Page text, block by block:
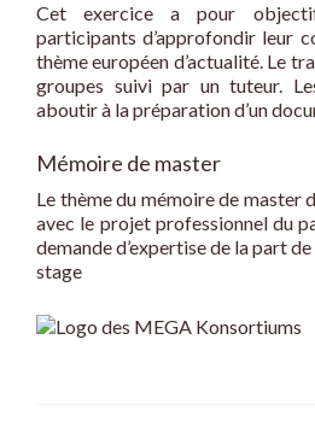
Cet exercice a pour
participants d’approfondir leur
thème européen d’actualité. Le
groupes suivi par un tuteur.
aboutir à la préparation d’un
Mémoire de master
Le thème du mémoire de master
avec le projet professionnel du
demande d’expertise de la part
stage